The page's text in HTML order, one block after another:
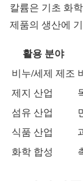
칼륨은 기초 화
제품의 생산에
활용 분야
비누/세제 제조
제지 산업
섬유 산업
식품 산업
화학 합성